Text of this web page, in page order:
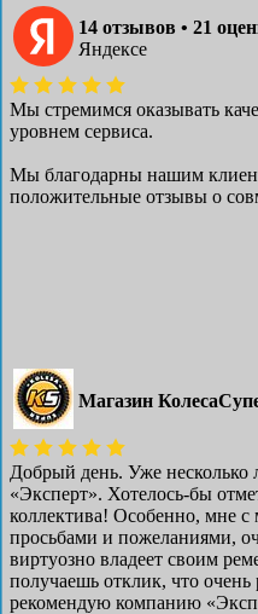
14 отзывов • 21
Яндексе
Мы стремимся оказывать
уровнем сервиса.
Мы благодарны нашим
положительные отзывы о
Магазин
Добрый день. Уже несколько
«Эксперт». Хотелось-бы
коллектива! Особенно, мне
просьбами и пожеланиями,
виртуозно владеет своим
получаешь отклик, что очень
рекомендую компанию